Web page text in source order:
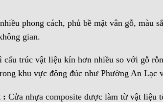
phong cách, phủ bề mặt vân gỗ, màu
gian.
cấu trúc vật liệu kín hơn nhiều so với gỗ
khu vực đông đúc như Phường An Lạc
: Cửa nhựa composite được làm từ vật liệu